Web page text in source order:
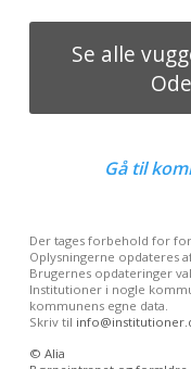
Se alle
Gå til
Der tages forbehold for
Oplysningerne opdateres
Brugernes opdateringer
Institutioner i nogle
kommunens egne data.
Skriv til
© Alia